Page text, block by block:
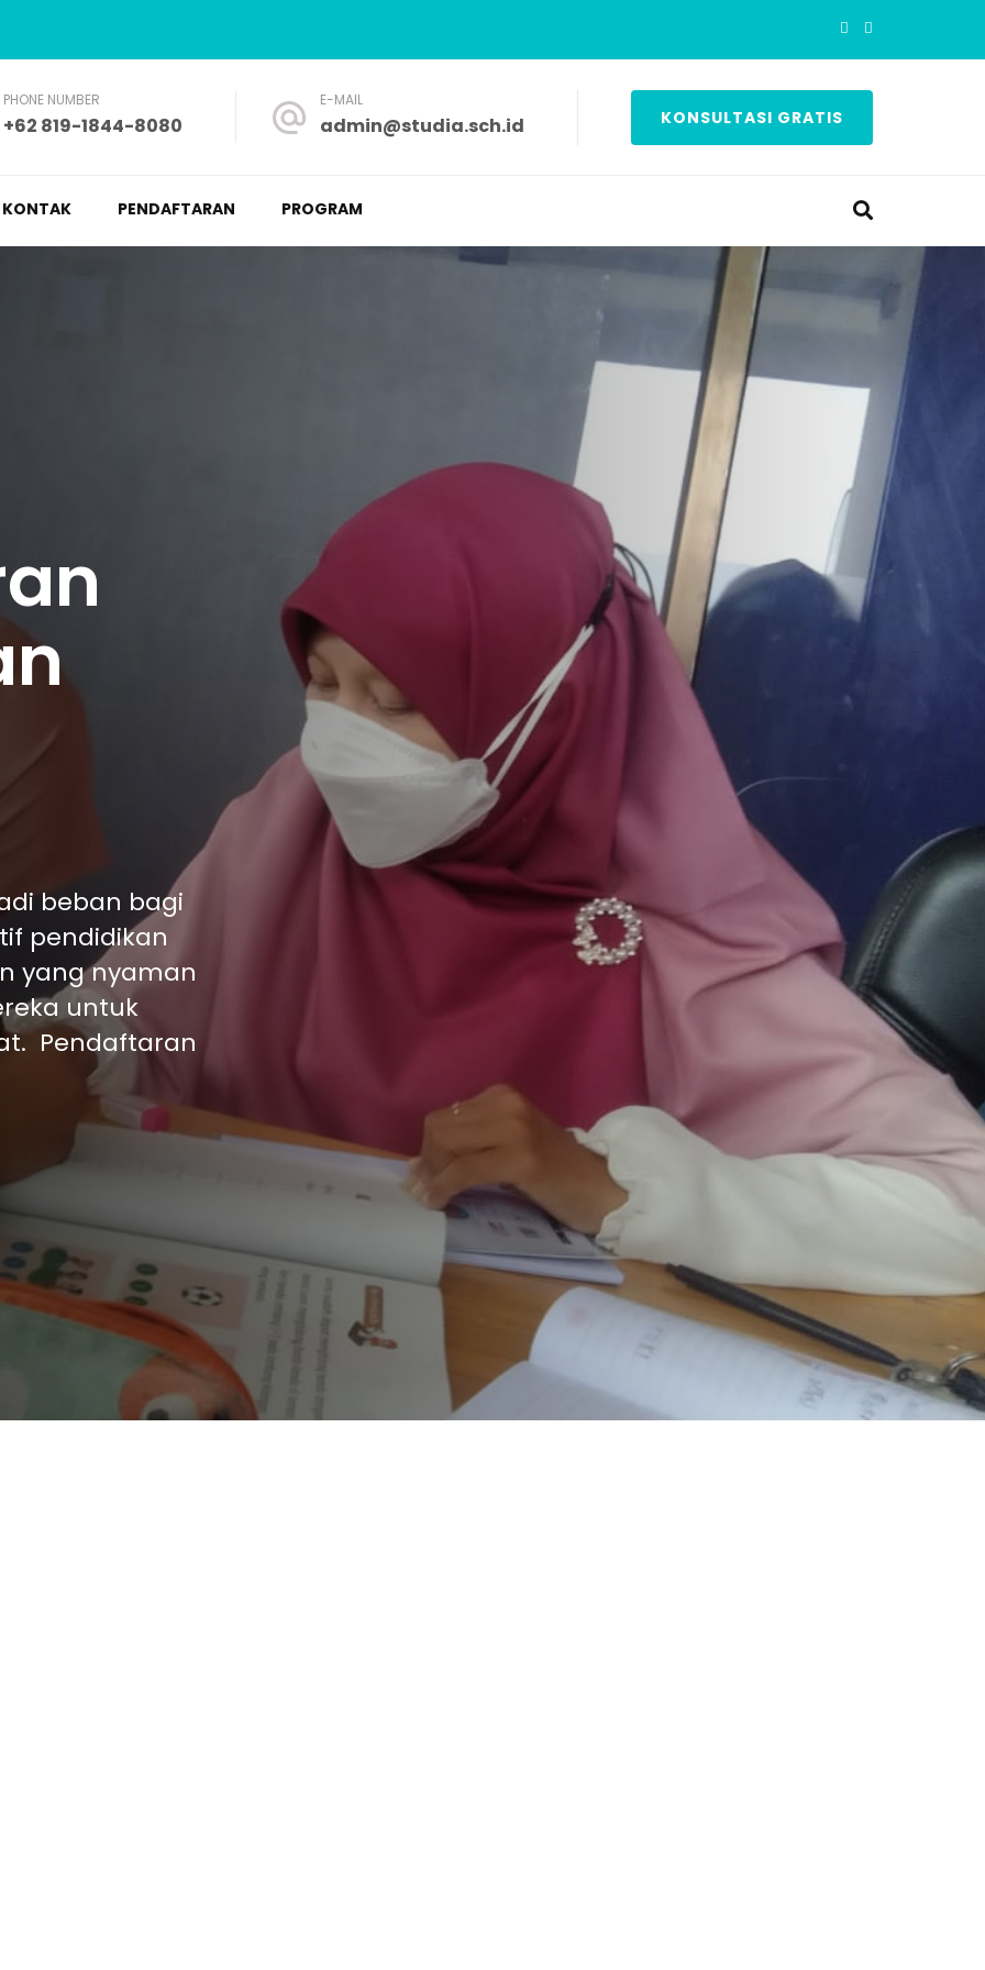
PHONE NUMBER
+62 819-1844-8080
E-MAIL
admin@studia.sch.id KONSULTASI GRATIS
KONTAK PENDAFTARAN PROGRAM
beban bagi
pendidikan
yang nyaman
untuk
Pendaftaran